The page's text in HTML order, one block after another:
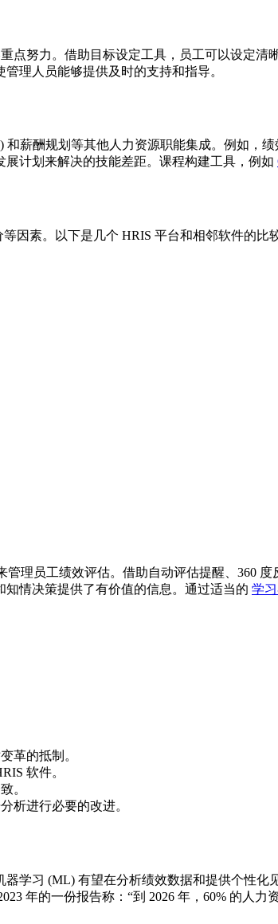
努力。借助目标设定工具，员工可以设定清
理人员能够提供及时的支持和指导。
薪酬规划等其他人力资源职能集成。例如，
计划来解决的技能差距。课程构建工具，例如
因素。以下是几个 HRIS 平台和相邻软件的比
理员工绩效评估。借助自动评估提醒、360
情决策提供了有价值的信息。通过适当的 学
革的抵制。
软件。
。
析进行必要的改进。
学习 (ML) 有望在分析绩效数据和提供个性
年的一份报告称：“到 2026 年，60% 的人